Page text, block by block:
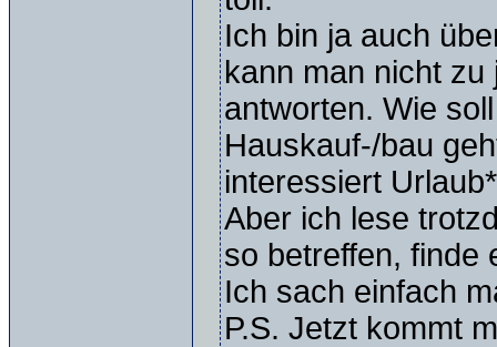
Ich bin ja auch
kann man nicht
antworten. Wie
Hauskauf-/bau
interessiert
Aber ich lese
so betreffen, finde
Ich sach einfach
P.S. Jetzt kommt